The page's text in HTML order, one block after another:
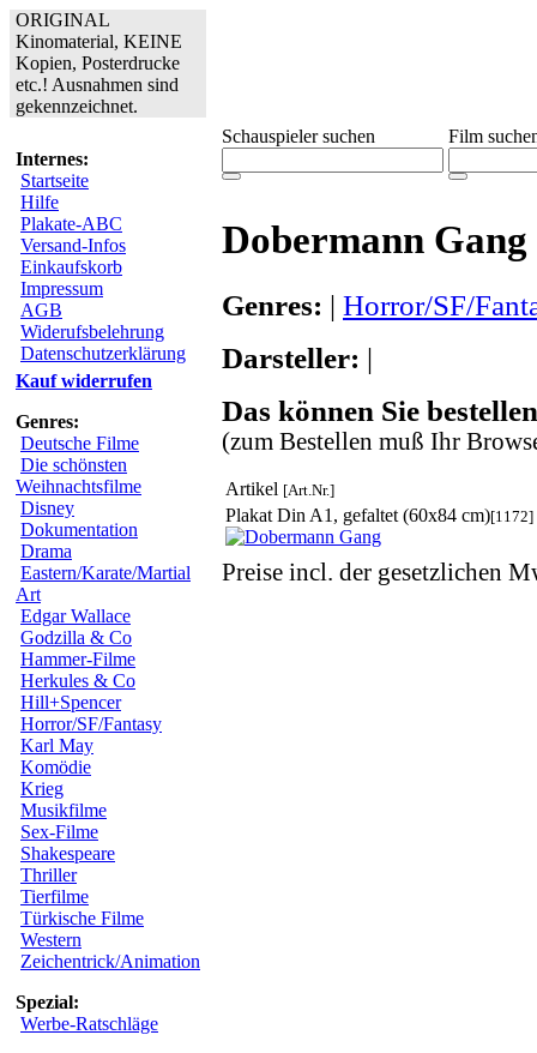
ORIGINAL
Kinomaterial, KEINE
Kopien, Posterdrucke
etc.! Ausnahmen sind
gekennzeichnet.
Internes:
Startseite
Hilfe
Plakate-ABC
Versand-Infos
Einkaufskorb
Impressum
AGB
Widerufsbelehrung
Datenschutzerklärung
Kauf widerrufen
Genres:
Deutsche Filme
Die schönsten
Weihnachtsfilme
Disney
Dokumentation
Drama
Eastern/Karate/Martial
Art
Edgar Wallace
Godzilla & Co
Hammer-Filme
Herkules & Co
Hill+Spencer
Horror/SF/Fantasy
Karl May
Komödie
Krieg
Musikfilme
Sex-Filme
Shakespeare
Thriller
Tierfilme
Türkische Filme
Western
Zeichentrick/Animation
Spezial:
Werbe-Ratschläge
Schauspieler suchen Film
Dobermann Gang
Genres: | Horror/SF/
Darsteller: |
Das können Sie
(zum Bestellen muß Ihr
Artikel [Art.Nr.]
Plakat Din A1, gefaltet (60x84 cm)[1172]
Preise incl. der gesetzlichen